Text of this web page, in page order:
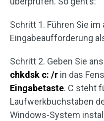
Schritt 1. Führen Sie
Eingabeaufforderung
Schritt 2. Geben Sie
chkdsk c: /r in das
Eingabetaste. C steht
Laufwerkbuchstaben
Windows-System